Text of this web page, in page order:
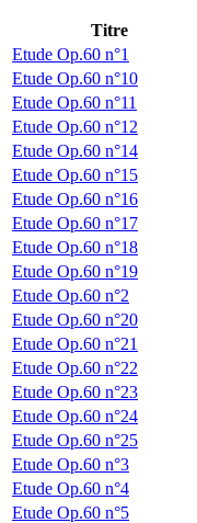
Titre
Etude Op.60 n°1
Etude Op.60 n°10
Etude Op.60 n°11
Etude Op.60 n°12
Etude Op.60 n°14
Etude Op.60 n°15
Etude Op.60 n°16
Etude Op.60 n°17
Etude Op.60 n°18
Etude Op.60 n°19
Etude Op.60 n°2
Etude Op.60 n°20
Etude Op.60 n°21
Etude Op.60 n°22
Etude Op.60 n°23
Etude Op.60 n°24
Etude Op.60 n°25
Etude Op.60 n°3
Etude Op.60 n°4
Etude Op.60 n°5